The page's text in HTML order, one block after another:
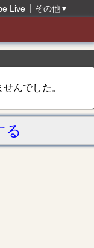
Live その他▼
んでした。
る